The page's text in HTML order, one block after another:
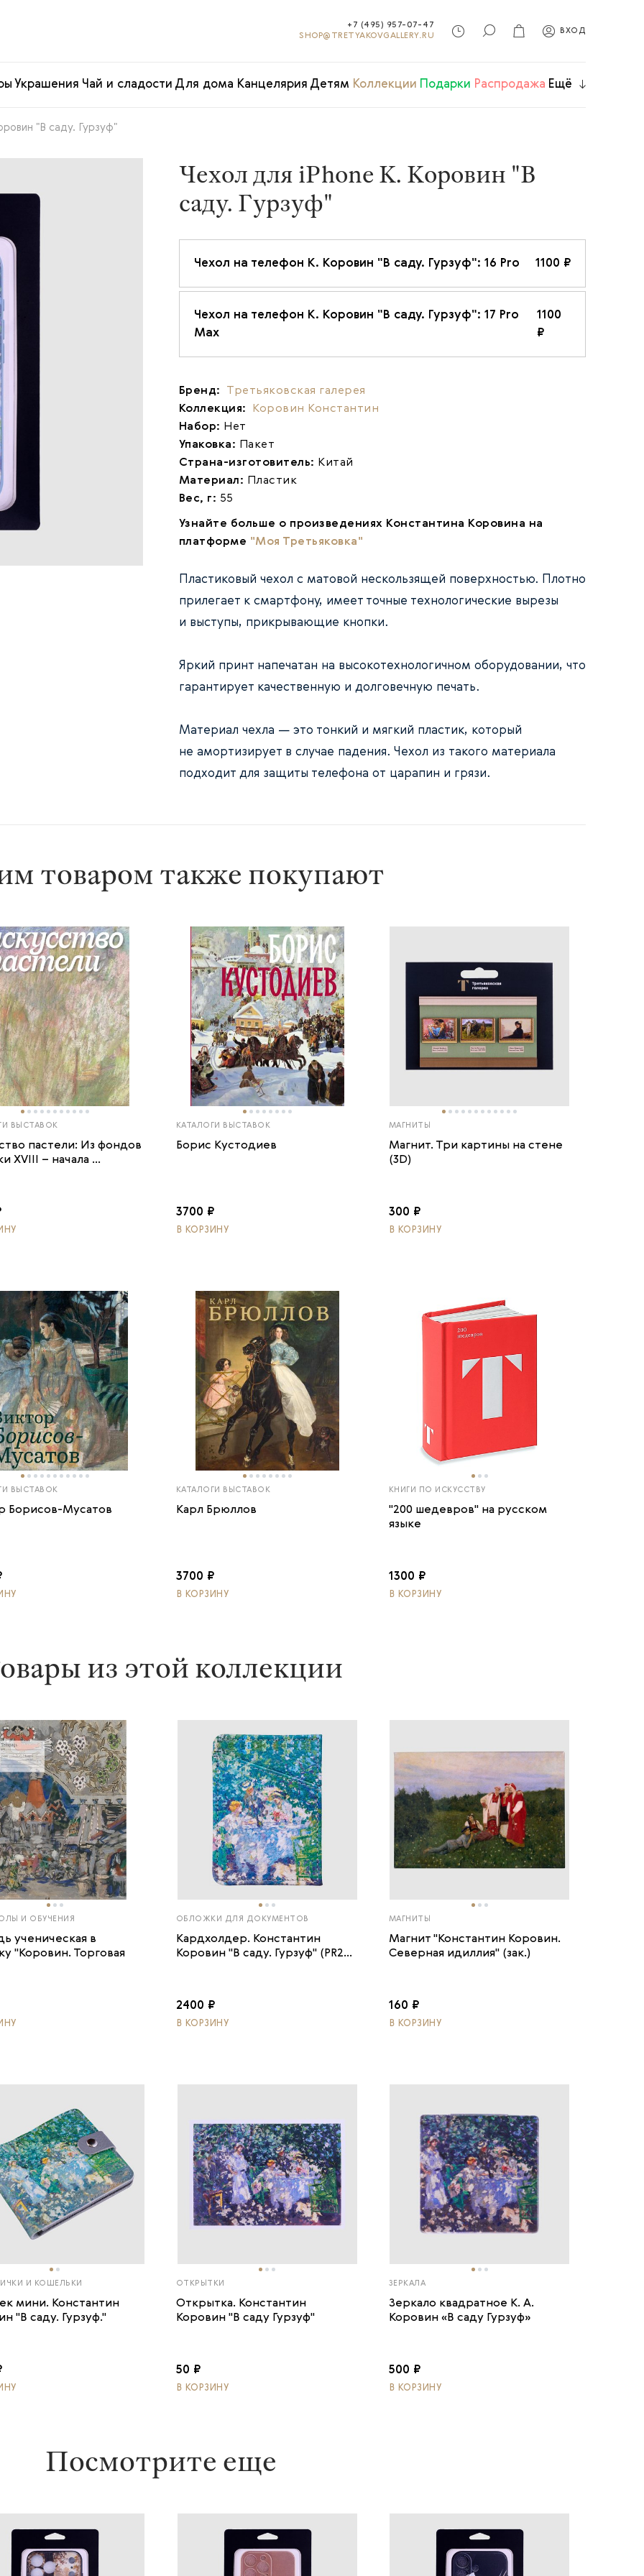
+7 (495) 957-07-47
SHOP@TRETYAKOVGALLERY.RU
ВХОД
Украшения Чай и сладости Для дома Канцелярия Детям Коллекции Подарки Распродажа Ещё
"В саду. Гурзуф"
Чехол для iPhone К. Коровин "В
саду. Гурзуф"
Чехол на телефон К. Коровин "В саду. Гурзуф": 16 Pro 1100 ₽
Чехол на телефон К. Коровин "В саду. Гурзуф": 17 Pro
Max
1100
₽
Бренд: Третьяковская галерея
Коллекция:
Коровин Константин
Набор: Нет
Упаковка: Пакет
Страна-изготовитель: Китай
Материал: Пластик
Вес, г: 55
Узнайте больше о произведениях Константина Коровина на
платформе "Моя Третьяковка"
Пластиковый чехол с матовой нескользящей поверхностью. Плотно
прилегает к смартфону, имеет точные технологические вырезы
и выступы, прикрывающие кнопки.
Яркий принт напечатан на высокотехнологичном оборудовании, что
гарантирует качественную и долговечную печать.
Материал чехла — это тонкий и мягкий пластик, который
не амортизирует в случае падения. Чехол из такого материала
подходит для защиты телефона от царапин и грязи.
товаром также покупают
ВЫСТАВОК
пастели: Из фондов
XVIII – начала ...
КАТАЛОГИ ВЫСТАВОК
Борис Кустодиев
3700 ₽
В КОРЗИНУ
МАГНИТЫ
Магнит. Три картины на стене
(3D)
300 ₽
В КОРЗИНУ
ВЫСТАВОК
Борисов-Мусатов
КАТАЛОГИ ВЫСТАВОК
Карл Брюллов
3700 ₽
В КОРЗИНУ
КНИГИ ПО ИСКУССТВУ
"200 шедевров" на русском
языке
1300 ₽
В КОРЗИНУ
из этой коллекции
И ОБУЧЕНИЯ
ученическая в
"Коровин. Торговая
ОБЛОЖКИ ДЛЯ ДОКУМЕНТОВ
Кардхолдер. Константин
Коровин "В саду. Гурзуф" (PR2...
2400 ₽
В КОРЗИНУ
МАГНИТЫ
Магнит "Константин Коровин.
Северная идиллия" (зак.)
160 ₽
В КОРЗИНУ
И КОШЕЛЬКИ
мини. Константин
"В саду. Гурзуф."
ОТКРЫТКИ
Открытка. Константин
Коровин "В саду Гурзуф"
50 ₽
В КОРЗИНУ
ЗЕРКАЛА
Зеркало квадратное К. А.
Коровин «В саду Гурзуф»
500 ₽
В КОРЗИНУ
Посмотрите еще